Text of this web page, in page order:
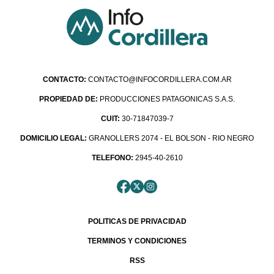
CONTACTO: CONTACTO@INFOCORDILLERA.COM.AR
PROPIEDAD DE: PRODUCCIONES PATAGONICAS S.A.S.
CUIT: 30-71847039-7
DOMICILIO LEGAL: GRANOLLERS 2074 - EL BOLSON - RIO NEGRO
TELEFONO: 2945-40-2610
POLITICAS DE PRIVACIDAD
TERMINOS Y CONDICIONES
RSS